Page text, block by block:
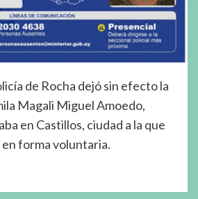
de Rocha dejó sin efecto la
Magali Miguel Amoedo,
en Castillos, ciudad a la que
forma voluntaria.